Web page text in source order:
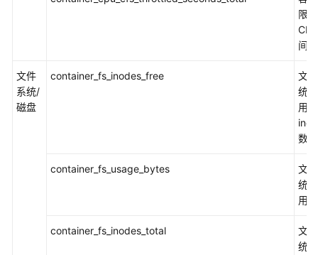
管
限
间
文件
系统/
磁盘
container_fs_inodes_free
文
统
用
数量
container_fs_usage_bytes
文
统
用量
container_fs_inodes_total
文
统